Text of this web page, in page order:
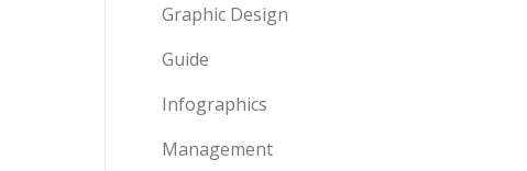
Graphic Design
Guide
Infographics
Management